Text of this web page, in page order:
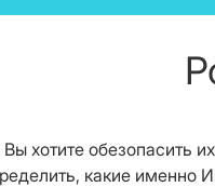
хотите обезопасить
какие именно